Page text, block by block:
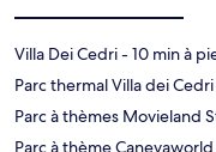
Villa Dei Cedri- 10 min à
Parc thermal Villa dei Cedri
Parc à thèmes Movieland
Parc à thème